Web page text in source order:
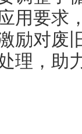
用要求
励对废
理，助